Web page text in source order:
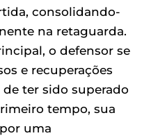
consolidando-
na retaguarda.
o defensor se
e recuperações
de ter sido superado
tempo, sua
uma